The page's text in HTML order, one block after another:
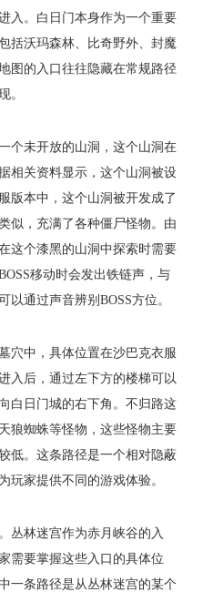
入。白日门本身作为一个重要
括沃玛森林、比奇野外、封魔
图的入口往往隐藏在常规路径
。
个未开放的山洞，这个山洞在
相关资料显示，这个山洞被设
版本中，这个山洞被开发成了
似，充满了各种僵尸怪物。由
这个漆黑的山洞中探索时需要
移动时会发出铁链声，与
通过声音辨别BOSS方位。
穴中，具体位置在沙巴克衣服
入后，通过左下方的楼梯可以
白日门城的右下角。不归路这
狼蜘蛛等怪物，这些怪物主要
低。这条路径是一个相对隐蔽
玩家提供不同的游戏体验。
丛林迷宫作为赤月峡谷的入
需要掌握这些入口的具体位
一条路径是从丛林迷宫的某个